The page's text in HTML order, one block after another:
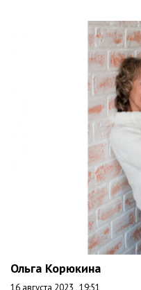
Ольга Корюкина
16 августа 2023 , 19:51